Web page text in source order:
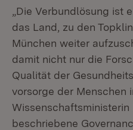
„Die Verbundlösung ist
das Land, zu den
München weiter
damit nicht nur die
Qualität der
vorsorge der Menschen
beschriebene